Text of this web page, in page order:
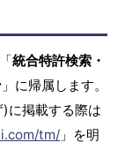
統合特許検索・
」に帰属します。
に掲載する際は
tm/ 」を明